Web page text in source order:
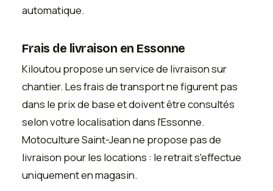
automatique.
Frais de livraison en Essonne
Kiloutou propose un service de livraison sur
chantier. Les frais de transport ne figurent pas
dans le prix de base et doivent être consultés
selon votre localisation dans l'Essonne.
Motoculture Saint-Jean ne propose pas de
livraison pour les locations : le retrait s'effectue
uniquement en magasin.